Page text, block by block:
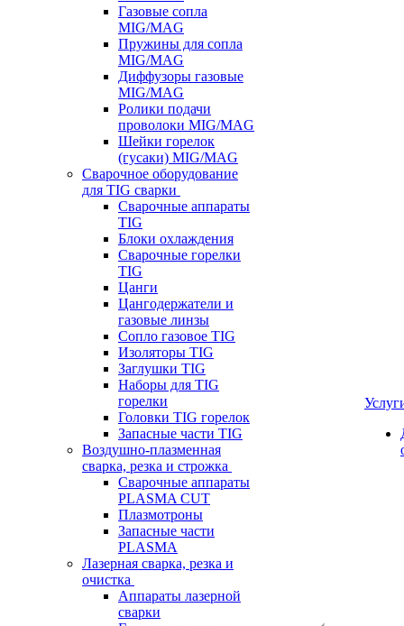
Газовые сопла
MIG/MAG
Пружины для сопла
MIG/MAG
Диффузоры газовые
MIG/MAG
Ролики подачи
проволоки MIG/MAG
Шейки горелок
(гусаки) MIG/MAG
Сварочное оборудование
для TIG сварки
Сварочные аппараты
TIG
Блоки охлаждения
Сварочные горелки
TIG
Цанги
Цангодержатели и
газовые линзы
Сопло газовое TIG
Изоляторы TIG
Заглушки TIG
Наборы для TIG
горелки
Головки TIG горелок
Запасные части TIG
Воздушно-плазменная
сварка, резка и строжка
Сварочные аппараты
PLASMA CUT
Плазмотроны
Запасные части
PLASMA
Лазерная сварка, резка и
очистка
Аппараты лазерной
сварки